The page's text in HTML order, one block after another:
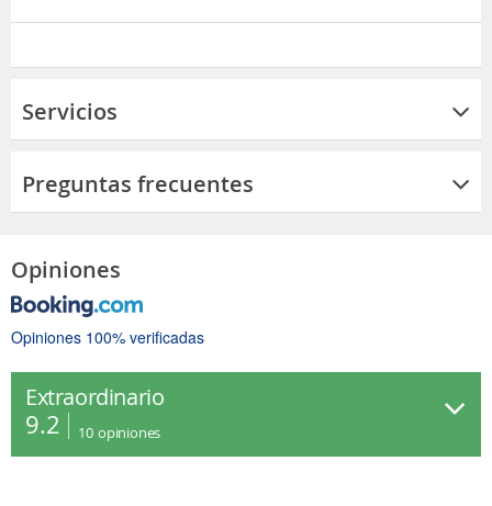
Servicios
Preguntas frecuentes
Opiniones
Opiniones 100% verificadas
Extraordinario
9.2 10 opiniones